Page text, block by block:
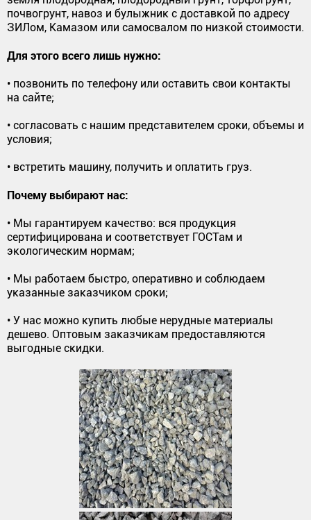
почвогрунт, навоз и булыжник с доставкой по адресу
ЗИЛом, Камазом или самосвалом по низкой стоимости.
Для этого всего лишь нужно:
• позвонить по телефону или оставить свои контакты
на сайте;
• согласовать с нашим представителем сроки, объемы и
условия;
• встретить машину, получить и оплатить груз.
Почему выбирают нас:
• Мы гарантируем качество: вся продукция
сертифицирована и соответствует ГОСТам и
экологическим нормам;
• Мы работаем быстро, оперативно и соблюдаем
указанные заказчиком сроки;
• У нас можно купить любые нерудные материалы
дешево. Оптовым заказчикам предоставляются
выгодные скидки.